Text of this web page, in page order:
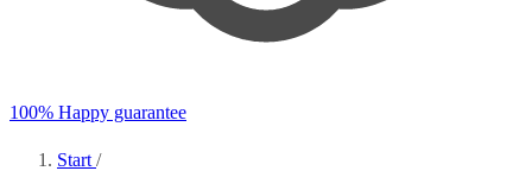
100% Happy guarantee
Start /